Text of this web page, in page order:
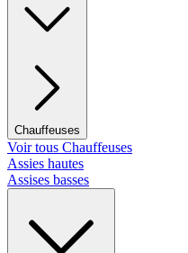
Chauffeuses
Voir tous Chauffeuses
Assies hautes
Assises basses